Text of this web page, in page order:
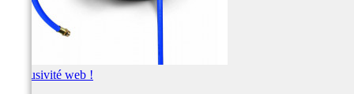
Exclusivité web !